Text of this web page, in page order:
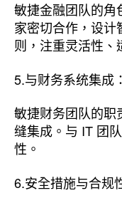
敏捷金融团队的角
家密切合作，设
则，注重灵活性、
5.与财务系统集成：
敏捷财务团队的职
缝集成。与 IT 团
性。
6.安全措施与合规